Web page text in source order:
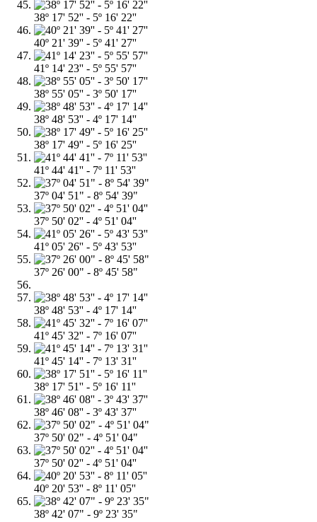
38º 17' 52'' - 5º 16' 22''
40º 21' 39'' - 5º 41' 27''
41º 14' 23'' - 5º 55' 57''
38º 55' 05'' - 3º 50' 17''
38º 48' 53'' - 4º 17' 14''
38º 17' 49'' - 5º 16' 25''
41º 44' 41'' - 7º 11' 53''
37º 04' 51" - 8º 54' 39"
37º 50' 02'' - 4º 51' 04''
41º 05' 26'' - 5º 43' 53''
37º 26' 00" - 8º 45' 58"
38º 48' 53'' - 4º 17' 14''
41º 45' 32'' - 7º 16' 07''
41º 45' 14'' - 7º 13' 31''
38º 17' 51'' - 5º 16' 11''
38º 46' 08'' - 3º 43' 37''
37º 50' 02" - 4º 51' 04"
37º 50' 02'' - 4º 51' 04''
40º 20' 53'' - 8º 11' 05''
38º 42' 07" - 9º 23' 35"